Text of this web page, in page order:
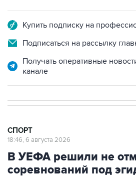
Купить подписку на
Подписаться на рассылку
Получать оперативные
канале
СПОРТ
18:46, 6 августа 2026
В УЕФА решили не
соревнований под